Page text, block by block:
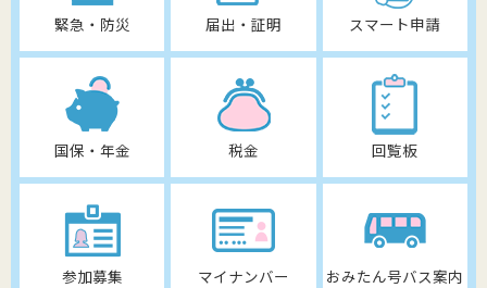
緊急・防災 届出・証明 スマート申請
国保・年金 税金 回覧板
参加募集 マイナンバー おみたん号バス案内